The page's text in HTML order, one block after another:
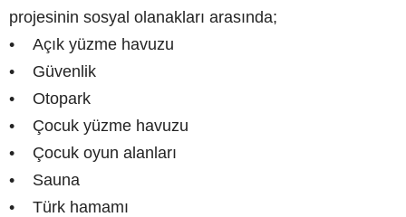
projesinin sosyal olanakları arasında;
• Açık yüzme havuzu
• Güvenlik
• Otopark
• Çocuk yüzme havuzu
• Çocuk oyun alanları
• Sauna
• Türk hamamı